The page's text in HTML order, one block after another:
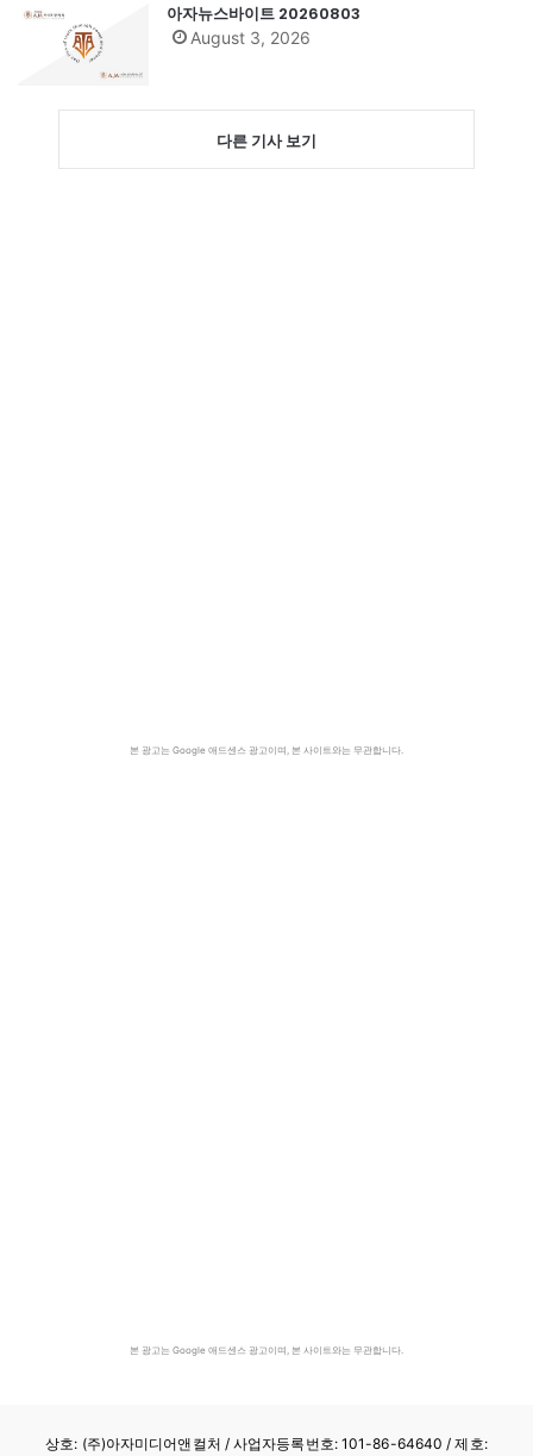
아자뉴스바이트 20260803
August 3, 2026
다른 기사 보기
본 광고는 Google 애드센스 광고이며, 본 사이트와는 무관합니다.
본 광고는 Google 애드센스 광고이며, 본 사이트와는 무관합니다.
상호: (주)아자미디어앤컬처 /사업자등록번호: 101-86-64640 / 제호: